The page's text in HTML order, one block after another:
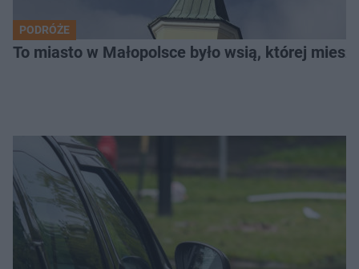
PODRÓŻE
To miasto w Małopolsce było wsią, której